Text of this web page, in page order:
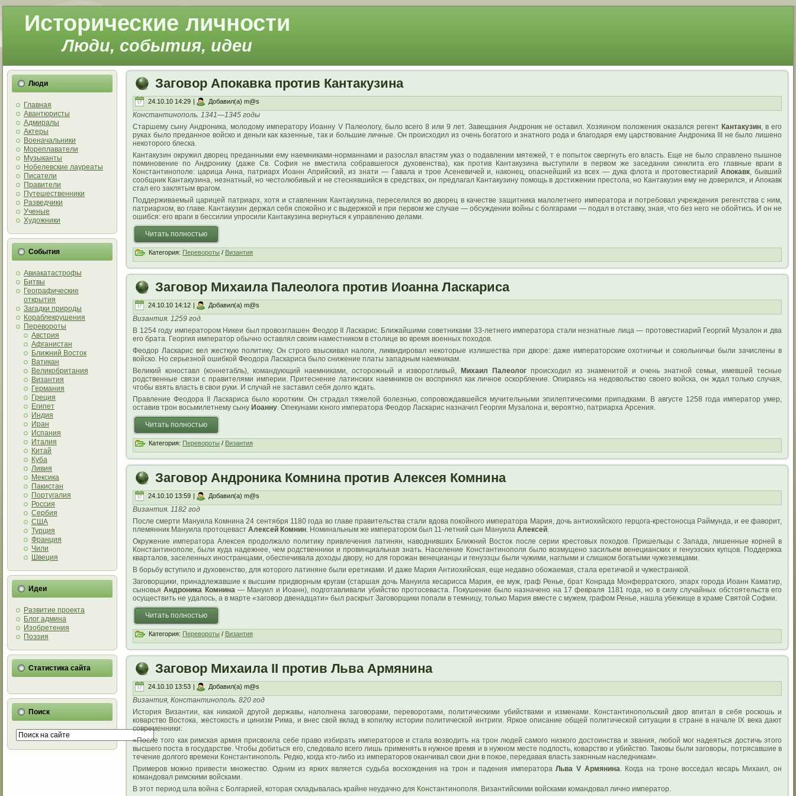
Исторические личности
Люди, события, идеи
Люди
Главная
Авантюристы
Адмиралы
Актеры
Военачальники
Мореплаватели
Музыканты
Нобелевские лауреаты
Писатели
Правители
Путешественники
Разведчики
Ученые
Художники
События
Авиакатастрофы
Битвы
Географические
открытия
Загадки природы
Кораблекрушения
Перевороты
Австрия
Афганистан
Ближний Восток
Ватикан
Великобритания
Византия
Германия
Греция
Египет
Индия
Иран
Испания
Италия
Китай
Куба
Ливия
Мексика
Пакистан
Португалия
Россия
Сербия
США
Турция
Франция
Чили
Швеция
Идеи
Развитие проекта
Блог админа
Изобретения
Поэзия
Статистика сайта
Поиск
Заговор Апокавка против Кантакузина
24.10.10 14:29 | Добавил(а) m@s
Константинополь. 1341—1345 годы
Старшему сыну Андроника, молодому императору Иоанну V Палеологу, было всего 8 или 9 лет. Завещания Андроник не оставил. Хозяином положения оказался регент Кантакузин, в его
руках было преданное войско и деньги как казенные, так и большие личные. Он происходил из очень богатого и знатного рода и благодаря ему царствование Андроника III не было лишено
некоторого блеска.
Кантакузин окружил дворец преданными ему наемниками‑норманнами и разослал властям указ о подавлении мятежей, т е попыток свергнуть его власть. Еще не было справлено пышное
поминовение по Андронику (даже Св. София не вместила собравшегося духовенства), как против Кантакузина выступили в первом же заседании синклита его главные враги в
Константинополе: царица Анна, патриарх Иоанн Априйский, из знати — Гавала и трое Асеневичей и, наконец, опаснейший из всех — дука флота и протовестиарийАпокавк, бывший
сообщник Кантакузина, незнатный, но честолюбивый и не стеснявшийся в средствах, он предлагал Кантакузину помощь в достижении престола, но Кантакузин ему не доверился, и Апокавк
стал его заклятым врагом.
Поддерживаемый царицей патриарх, хотя и ставленник Кантакузина, переселился во дворец в качестве защитника малолетнего императора и потребовал учреждения регентства с ним,
патриархом, во главе. Кантакузин держал себя спокойно и с выдержкой и при первом же случае — обсуждении войны с болгарами — подал в отставку, зная, что без него не обойтись. И он не
ошибся: его враги в бессилии упросили Кантакузина вернуться к управлению делами.
Читать полностью
Категория: Перевороты / Византия
Заговор Михаила Палеолога против Иоанна Ласкариса
24.10.10 14:12 | Добавил(а) m@s
Византия. 1259 год.
В 1254 году императором Никеи был провозглашен Феодор II Ласкарис. Ближайшими советниками 33‑летнего императора стали незнатные лица — протовестиарий Георгий Музалон и два
его брата. Георгия император обычно оставлял своим наместником в столице во время военных походов.
Феодор Ласкарис вел жесткую политику. Он строго взыскивал налоги, ликвидировал некоторые излишества при дворе: даже императорские охотничьи и сокольничьи были зачислены в
войско. Но серьезной ошибкой Феодора Ласкариса было снижение платы западным наемникам.
Великий коноставл (коннетабль), командующий наемниками, осторожный и изворотливый,
Михаил Палеолог происходил из знаменитой и очень знатной семьи, имевшей тесные
родственные связи с правителями империи. Притеснение латинских наемников он воспринял как личное оскорбление. Опираясь на недовольство своего войска, он ждал только случая,
чтобы взять власть в свои руки. И случай не заставил себя долго ждать.
Правление Феодора II Ласкариса было коротким. Он страдал тяжелой болезнью, сопровождавшейся мучительными эпилептическими припадками. В августе 1258 года император умер,
оставив трон восьмилетнему сыну Иоанну. Опекунами юного императора Феодор Ласкарис назначил Георгия Музалона и, вероятно, патриарха Арсения.
Читать полностью
Категория: Перевороты / Византия
Заговор Андроника Комнина против Алексея Комнина
24.10.10 13:59 | Добавил(а) m@s
Византия. 1182 год
После смерти Мануила Комнина 24 сентября 1180 года во главе правительства стали вдова покойного императора Мария, дочь антиохийского герцога-крестоносца Раймунда, и ее фаворит,
племянник Мануила протоцеваст Алексей Комнин. Номинальным же императором был 11-летний сын Мануила Алексей.
Окружение императора Алексея продолжало политику привлечения латинян, наводнивших Ближний Восток после серии крестовых походов. Пришельцы с Запада, лишенные корней в
Константинополе, были куда надежнее, чем родственники и провинциальная знать. Население Константинополя было возмущено засильем венецианских и генуэзских купцов. Поддержка
кварталов, заселенных иностранцами, обеспечивала доходы двору, но для горожан венецианцы и генуэзцы были чужими, наглыми и слишком богатыми чужеземцами.
В борьбу вступило и духовенство, для которого латиняне были еретиками. И даже Мария Антиохийская, еще недавно обожаемая, стала еретичкой и чужестранкой.
Заговорщики, принадлежавшие к высшим придворным кругам (старшая дочь Мануила кесарисса Мария, ее муж, граф Ренье, брат Конрада Монферратского, эпарх города Иоанн Каматир,
сыновьяАндроника Комнина— Мануил и Иоанн), подготавливали убийство протосеваста. Покушение было назначено на 17 февраля 1181 года, но в силу случайных обстоятельств его
осуществить не удалось, а в марте «заговор двенадцати» был раскрыт Заговорщики попали в темницу, только Мария вместе с мужем, графом Ренье, нашла убежище в храме Святой Софии.
Читать полностью
Категория: Перевороты / Византия
Заговор Михаила II против Льва Армянина
24.10.10 13:53 | Добавил(а) m@s
Византия, Константинополь. 820 год
История Византии, как никакой другой державы, наполнена заговорами, переворотами, политическими убийствами и изменами. Константинопольский двор впитал в себя роскошь и
коварство Востока, жестокость и цинизм Рима, и внес свой вклад в копилку истории политической интриги. Яркое описание общей политической ситуации в стране в начале IX века дают
современники:
«После того как римская армия присвоила себе право избирать императоров и стала возводить на трон людей самого низкого достоинства и звания, любой мог надеяться достичь этого
высшего поста в государстве. Чтобы добиться его, следовало всего лишь применять в нужное время и в нужном месте подлость, коварство и убийство. Таковы были заговоры, потрясавшие в
течение долгого времени Константинополь. Редко, когда кто‑либо из императоров оканчивал свои дни в покое, передавая власть законным наследникам».
Примеров можно привести множество. Одним из ярких является судьба восхождения на трон и падения императораЛьва V Армянина. Когда на троне восседал кесарь Михаил, он
командовал римскими войсками.
В этот период шла война с Болгарией, которая складывалась крайне неудачно для Константинополя. Византийскими войсками командовал лично император.